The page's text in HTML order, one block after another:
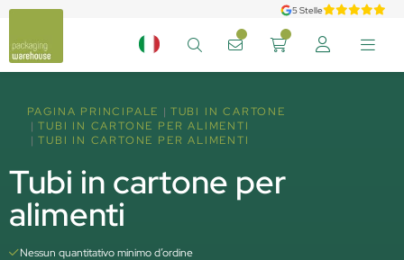
5 Stelle
PAGINA PRINCIPALE
TUBI IN CARTONE
TUBI IN CARTONE PER ALIMENTI
TUBI IN CARTONE PER ALIMENTI
Tubi in cartone per
alimenti
Nessun quantitativo minimo d’ordine